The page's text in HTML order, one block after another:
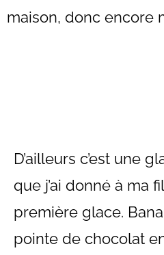
maison, donc encore
D’ailleurs c’est une
que j’ai donné à ma
première glace.
pointe de chocolat